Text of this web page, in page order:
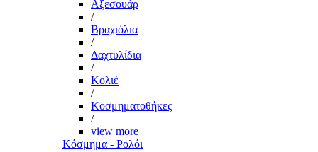
Αξεσουάρ
/
Βραχιόλια
/
Δαχτυλίδια
/
Κολιέ
/
Κοσμηματοθήκες
/
view more
Κόσμημα - Ρολόι